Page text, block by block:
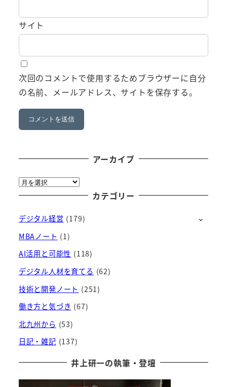
サイト
次回のコメントで使用するためブラウザーに自分
の名前、メールアドレス、サイトを保存する。
アーカイブ
ア
ー
イ
ブ
カテゴリー
デジタル経営 (179)
MBAノート (1)
AI活用と可能性 (118)
デジタル人材を育てる (62)
技術と開発ノート (251)
働き方と気づき (67)
北九州から (53)
日記・雑記 (137)
井上研一の執筆・登壇